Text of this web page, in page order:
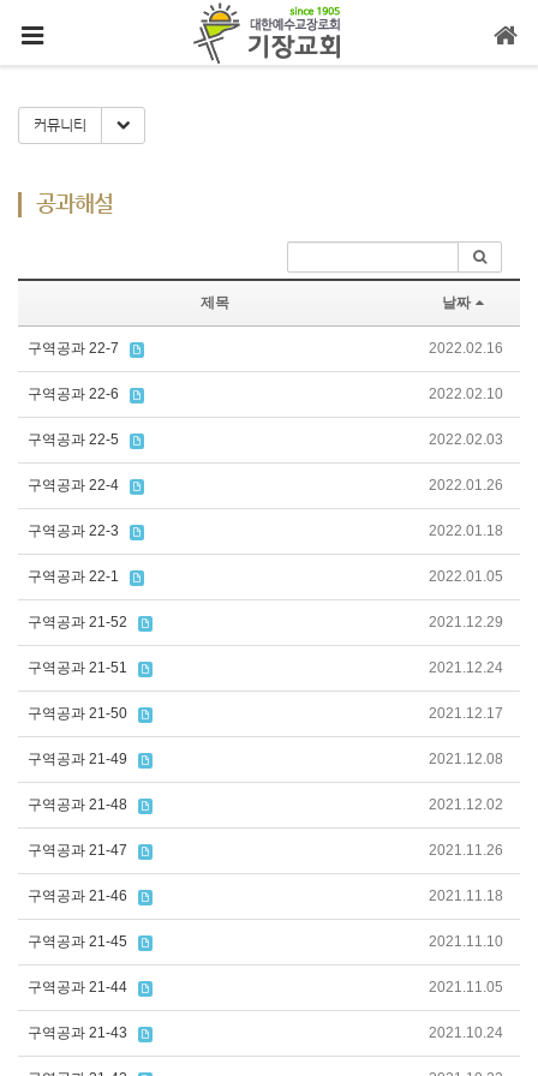
커뮤니티 Toggle Dropdown
공과해설
제목 날짜
구역공과 22-7 2022.02.16
구역공과 22-6 2022.02.10
구역공과 22-5 2022.02.03
구역공과 22-4 2022.01.26
구역공과 22-3 2022.01.18
구역공과 22-1 2022.01.05
구역공과 21-52 2021.12.29
구역공과 21-51 2021.12.24
구역공과 21-50 2021.12.17
구역공과 21-49 2021.12.08
구역공과 21-48 2021.12.02
구역공과 21-47 2021.11.26
구역공과 21-46 2021.11.18
구역공과 21-45 2021.11.10
구역공과 21-44 2021.11.05
구역공과 21-43 2021.10.24